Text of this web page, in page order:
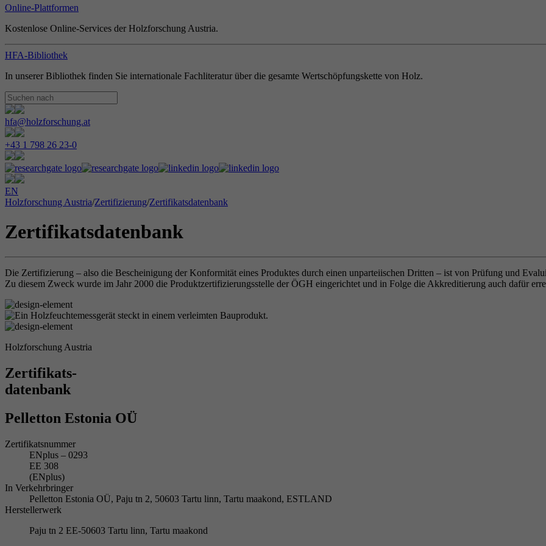
Online-Plattformen
Kostenlose Online-Services der Holzforschung Austria.
HFA-Bibliothek
In unserer Bibliothek finden Sie internationale Fachliteratur über die gesamte Wertschöpfungskette von Holz.
hfa@holzforschung.at
+43 1 798 26 23-0
EN
Holzforschung Austria/Zertifizierung/Zertifikatsdatenbank
Zertifikatsdatenbank
Die Zertifizierung – also die Bescheinigung der Konformität eines Produktes durch einen unparteiischen Dritten – ist von Prüfung und
Zu diesem Zweck wurde im Jahr 2000 die Produktzertifizierungsstelle der ÖGH eingerichtet und in Folge die Akkreditierung auch dafür
Holzforschung Austria
Zertifikats-
datenbank
Pelletton Estonia OÜ
Zertifikatsnummer
ENplus – 0293
EE 308
(ENplus)
In Verkehrbringer
Pelletton Estonia OÜ, Paju tn 2, 50603 Tartu linn, Tartu maakond, ESTLAND
Herstellerwerk
Paju tn 2 EE-50603 Tartu linn, Tartu maakond